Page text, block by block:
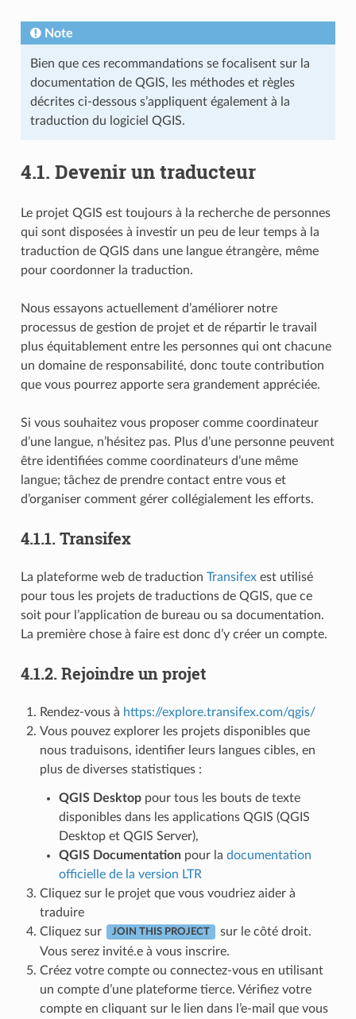
Note
Bien que ces recommandations se focalisent sur la
documentation de QGIS, les méthodes et règles
décrites ci-dessous s’appliquent également à la
traduction du logiciel QGIS.
4.1. Devenir un traducteur
Le projet QGIS est toujours à la recherche de personnes
qui sont disposées à investir un peu de leur temps à la
traduction de QGIS dans une langue étrangère, même
pour coordonner la traduction.
Nous essayons actuellement d’améliorer notre
processus de gestion de projet et de répartir le travail
plus équitablement entre les personnes qui ont chacune
un domaine de responsabilité, donc toute contribution
que vous pourrez apporte sera grandement appréciée.
Si vous souhaitez vous proposer comme coordinateur
d’une langue, n’hésitez pas. Plus d’une personne peuvent
être identifiées comme coordinateurs d’une même
langue; tâchez de prendre contact entre vous et
d’organiser comment gérer collégialement les efforts.
4.1.1. Transifex
La plateforme web de traduction Transifexest utilisé
pour tous les projets de traductions de QGIS, que ce
soit pour l’application de bureau ou sa documentation.
La première chose à faire est donc d’y créer un compte.
4.1.2. Rejoindre un projet
Rendez-vous à https://explore.transifex.com/qgis/
Vous pouvez explorer les projets disponibles que
nous traduisons, identifier leurs langues cibles, en
plus de diverses statistiques :
QGIS Desktoppour tous les bouts de texte
disponibles dans les applications QGIS (QGIS
Desktop et QGIS Server),
QGIS Documentationpour la documentation
officielle de la version LTR
Cliquez sur le projet que vous voudriez aider à
traduire
Cliquez sur
JOIN THIS PROJECT
sur le côté droit.
Vous serez invité.e à vous inscrire.
Créez votre compte ou connectez-vous en utilisant
un compte d’une plateforme tierce. Vérifiez votre
compte en cliquant sur le lien dans l’e-mail que vous